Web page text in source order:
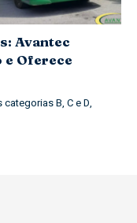
Avantec
e Oferece
B, C e D,